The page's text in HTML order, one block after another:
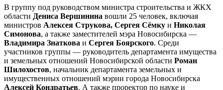
В группу под руководством министра строительства и ЖКХ
области Дениса Вершинина вошли 25 человек, включая
министров Алексея Струкова, Сергея Сёмку и Николая
Симонова, а также заместителей мэра Новосибирска —
Владимира Знаткова и Сергея Боярского. Среди
участников группы — руководитель департамента имущества
и земельных отношений Новосибирской области Роман
Шилохостов, начальник департамента земельных и
имущественных отношений мэрии города Новосибирска
Алексей Кондратьев. А также проректор по науке и